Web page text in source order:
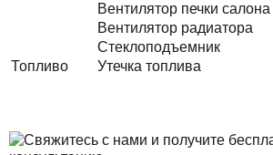
Вентилятор печки салона
Вентилятор радиатора
Стеклоподъемник
Топливо
Утечка топлива